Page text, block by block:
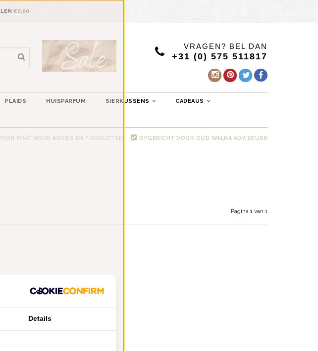
€0,00
VRAGEN? BEL DAN
+31 (0) 575 511817
PLAIDS HUISPARFUM SIERKUSSENS CADEAUS
MAATWERK ADVIES EN PRODUCTEN OPGERICHT DOOR OUD WALRA ADVISEUSE
Pagina 1 van 1
Details